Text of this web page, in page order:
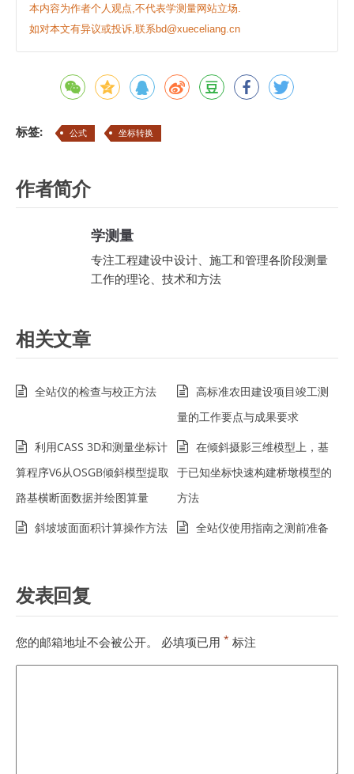
本内容为作者个人观点,不代表学测量网站立场.
如对本文有异议或投诉,联系bd@xueceliang.cn
标签: 公式 坐标转换
作者简介
学测量
专注工程建设中设计、施工和管理各阶段测量
工作的理论、技术和方法
相关文章
全站仪的检查与校正方法
高标准农田建设项目竣工测
量的工作要点与成果要求
利用CASS 3D和测量坐标计
算程序V6从OSGB倾斜模型提取
路基横断面数据并绘图算量
在倾斜摄影三维模型上，基
于已知坐标快速构建桥墩模型的
方法
斜坡坡面面积计算操作方法
全站仪使用指南之测前准备
发表回复
您的邮箱地址不会被公开。 必填项已用 * 标注